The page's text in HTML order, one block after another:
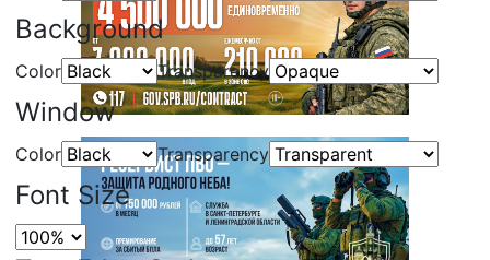
Background
Color Transparency
Window
Color Transparency
Font Size